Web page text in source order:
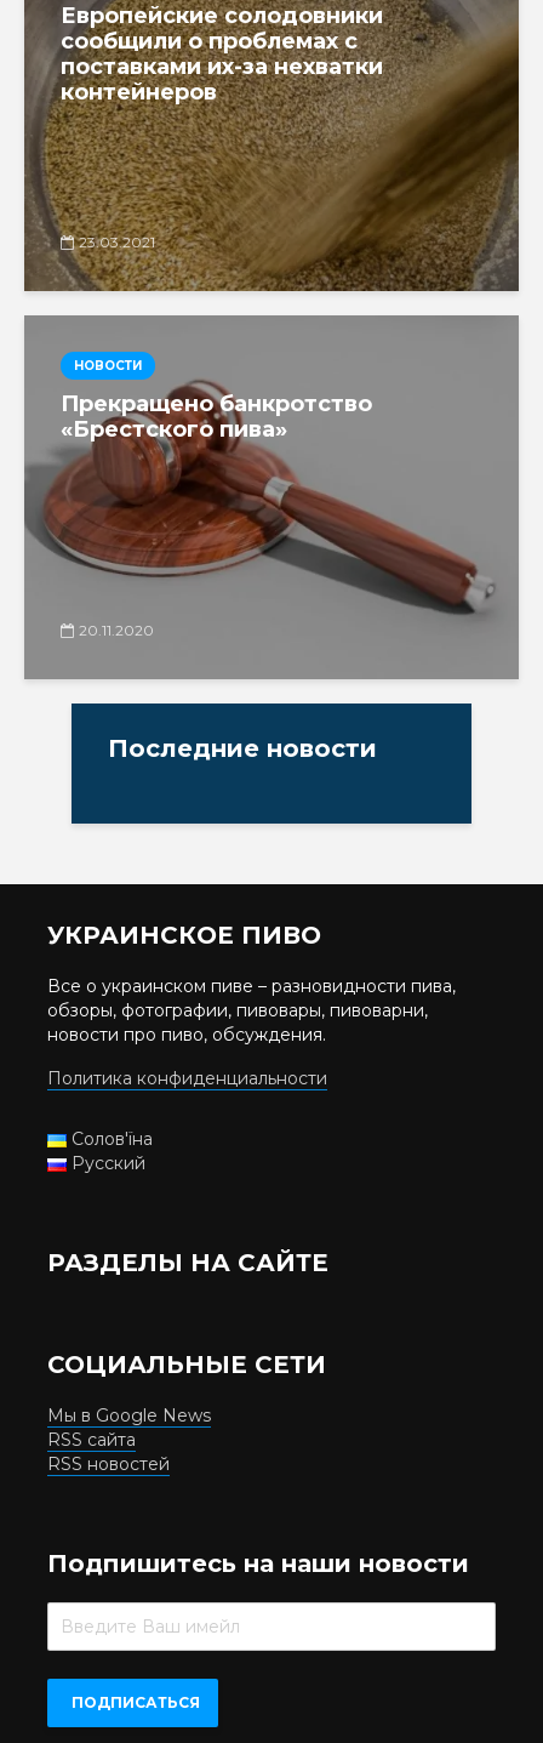
Европейские солодовники
сообщили о проблемах с
поставками их-за нехватки
контейнеров
23.03.2021
НОВОСТИ
Прекращено банкротство
«Брестского пива»
20.11.2020
Последние новости
УКРАИНСКОЕ ПИВО
Все о украинском пиве – разновидности пива,
обзоры, фотографии, пивовары, пивоварни,
новости про пиво, обсуждения.
Политика конфиденциальности
Солов'їна
Русский
РАЗДЕЛЫ НА САЙТЕ
СОЦИАЛЬНЫЕ СЕТИ
Мы в Google News
RSS сайта
RSS новостей
Подпишитесь на наши новости